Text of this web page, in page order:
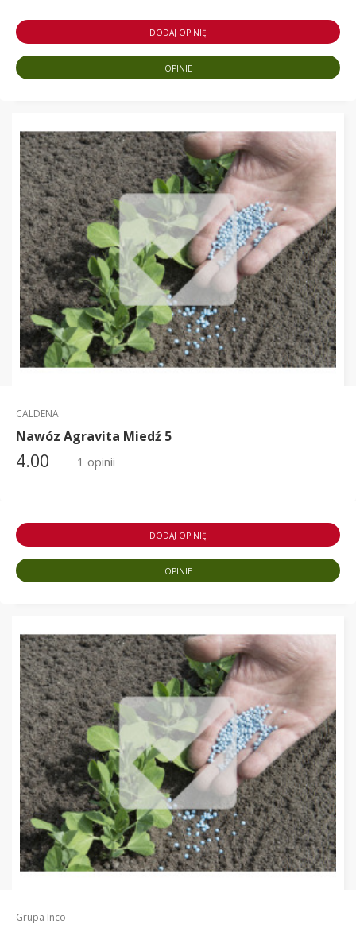
DODAJ OPINIĘ
OPINIE
CALDENA
Nawóz Agravita Miedź 5
4.00 1 opinii
DODAJ OPINIĘ
OPINIE
Grupa Inco